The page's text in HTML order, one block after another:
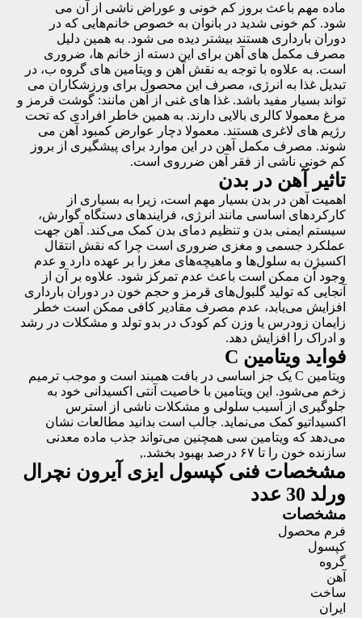
ماده مهم باعث بروز کم خونی و عوراض ناشی از آن می
شود. کم خونی شدید در بانوان به خصوص خانم‌هایی که در
دوران بارداری هستند بیشتر دیده می شود. به همین دلیل
مصرف مکمل های آهن برای این دسته از خانم ها، ضروری
است. به علاوه با توجه به نقش آهن و ویتامین های گروه ب، در
تبدیل غذا به انرژی، مصرف این محصول برای ورزشکاران می
تواند بسیار مفید باشد. غذا های غنی از آهن مانند: گوشت قرمز و
مرغ معمولا کالری بالایی دارند. به همین خاطر افرادی که تحت
رژیم های لاغری هستند. معمولا دچار عوارض کمبود آهن می
شوند. مصرف مکمل آهن در این موارد برای پیشگیری از بروز
کم خونی ناشی از فقر آهن ضرروی است.
تاثیر آهن در بدن
اهمیت آهن در بدن بسیار مهم است، زیرا به بسیاری از
کارکردهای اساسی مانند انرژی، فرایندهای دستگاه گوارش،
سیستم ایمنی بدن و تنظیم دمای بدن کمک می‌کند. آهن جهت
عملکرد جسمی و مغزی ضروری است چرا که نقش انتقال
اکسیژن به سلول‌ها و ماهیچه‌های مغز را بر عهده دارد و عدم
وجود آن ممکن است باعث عدم تمرکز شود. علاوه بر آن از
آنجایی که تولید گلبول‌های قرمز و حجم خون در دوران بارداری
افزایش می‌یابد، عدم مصرف مقادیر کافی ممکن است خطر
زایمان زودرس یا وزن کم کودک در بدو تولد و مشکلات در رشد
و ادراک را افزایش دهد.
فواید ویتامین C
ویتامین C یک جز اساسی در بافت همبند است و موجب ترمیم
زخم می‌شود. این ویتامین با خاصیت آنتی اکسیدانی خود به
جلوگیری از آسیب سلولی و مشکلات ناشی از استرس
اکسیداتیو کمک می‌نماید. جالب است بدانید مطالعات نشان
می‌دهد که ویتامین سی همچنین می‌تواند جذب ماده معدنی
سازنده خون را تا ۶۷ درصد بهبود بخشد.,
مشخصات فنیکپسول ایزی آیرون نچرال
ورلد 30 عدد
مشخصات
فرم محصول
کپسول
گروه
آهن
ساخت
ایران